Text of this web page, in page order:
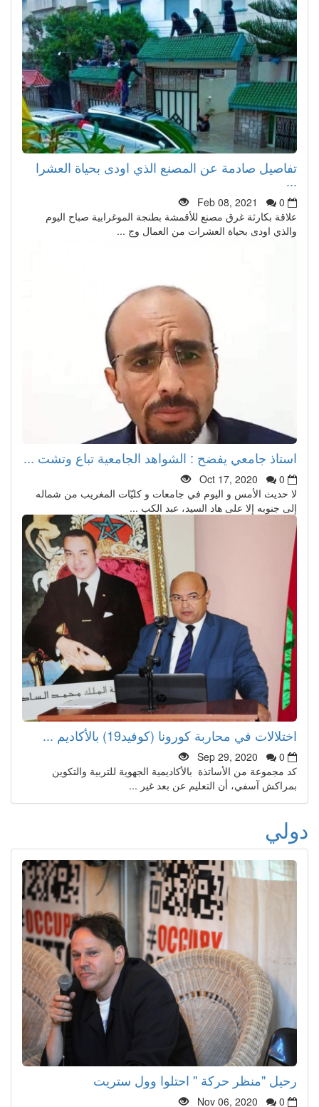
تفاصيل صادمة عن المصنع الذي اودى بحياة العشرا
Feb 08, 2021
0
علاقة بكارثة غرق مصنع للأقمشة بطنجة الموغرابية صباح اليوم
والذي اودى بحياة العشرات من العمال وج ...
استاذ جامعي يفضح : الشواهد الجامعية تباع وتشت ...
Oct 17, 2020
0
لا حديث الأمس و اليوم في جامعات و كليّات المغريب من شماله
إلى جنوبه إلا على هاد السيد، عبد الكب ...
اختلالات في محاربة كورونا (كوفيد19) بالأكاديم ...
Sep 29, 2020
0
كد مجموعة من الأساتذة بالأكاديمية الجهوية للتربية والتكوين
بمراكش آسفي، أن التعليم عن بعد غير ...
دولي
رحيل "منظر حركة " احتلوا وول ستريت
Nov 06, 2020 0